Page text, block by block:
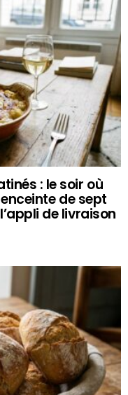
: le soir où
de sept
de livraison